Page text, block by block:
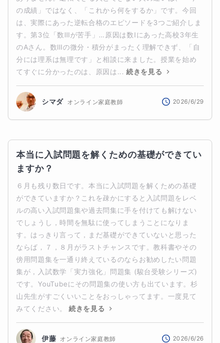
の成績」ではなく、「これから何をするか」です。今回
は、実際にあった逆転合格のエピソードを3つご紹介しま
す。第3位「数Ⅲが苦手」…原因は数Ⅰにあった高校3年生
のAさん。数Ⅲの微分・積分がまったく理解できず、「自
分には理系は無理です」と相談に来ました。授業を始め
てすぐに分かったのは、原因は... 続きを見る
シマダ オンライン家庭教師 2026/6/29
本当に入試問題を解くための基礎ができてい
ますか？
６月も残り数日です。本当に入試問題を解くための基礎
ができていますか？これを疎かにすると入試問題をレベ
ルの高い入試問題集や過去問集に手を付けても解けない
でしょうし，時間を無駄に使ってしまうことになりま
す。はっきり言って，まだ基礎ができていないと思った
ならば，７，８月がラストチャンスです。教科書やその
傍用問題集を一通り終えているのならお勧めしたい問題
集が，入試数学「実力強化」問題集 (駿台受験シリーズ)
です。YouTubeにその問題集の使い方も出ています。杉
山先生がすごくいいことをおっしゃってます。一度見て
みてください。
続きを見る
伊藤 オンライン家庭教師 2026/6/26